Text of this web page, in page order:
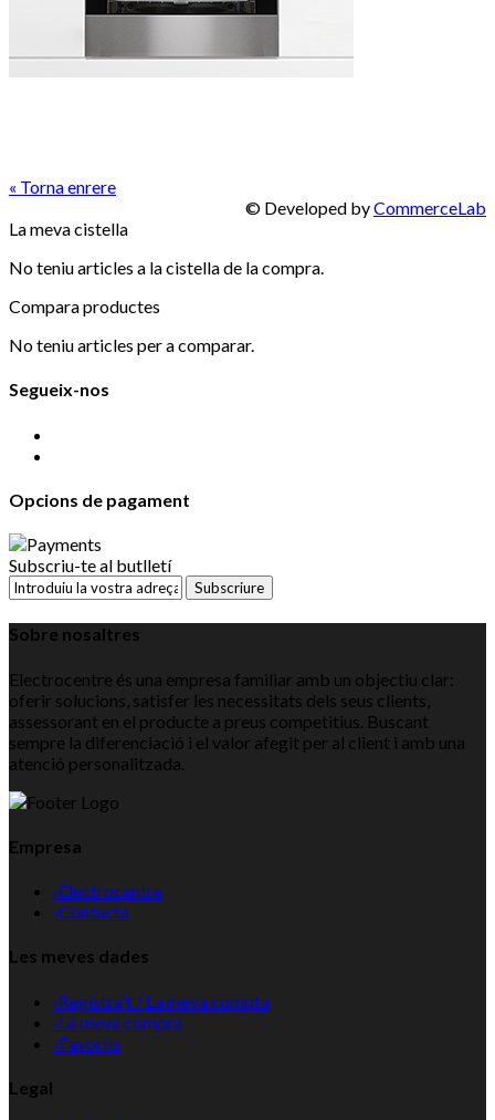
« Torna enrere
© Developed byCommerceLab
La meva cistella
No teniu articles a la cistella de la compra.
Compara productes
No teniu articles per a comparar.
Segueix-nos
Opcions de pagament
Subscriu-te al butlletí
Subscriure
Sobre nosaltres
Electrocentre és una empresa familiar amb un objectiu clar:
oferir solucions, satisfer les necessitats dels seus clients,
assessorant en el producte a preus competitius. Buscant
sempre la diferenciació i el valor afegit per al client i amb una
atenció personalitzada.
Empresa
›Electrocentre
›Contacta
Les meves dades
›Registra't / La meva compta
›La meva compra
›Favorits
Legal